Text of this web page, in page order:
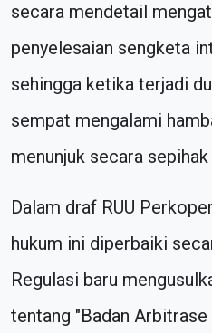
secara mendetail
penyelesaian sengketa
sehingga ketika terjadi
sempat mengalami
menunjuk secara sepihak
Dalam draf RUU
hukum ini diperbaiki
Regulasi baru
tentang "Badan